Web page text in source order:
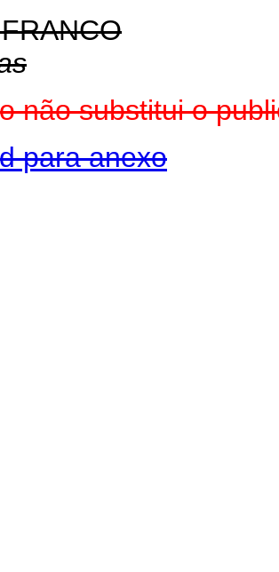
não substitui o
para anexo